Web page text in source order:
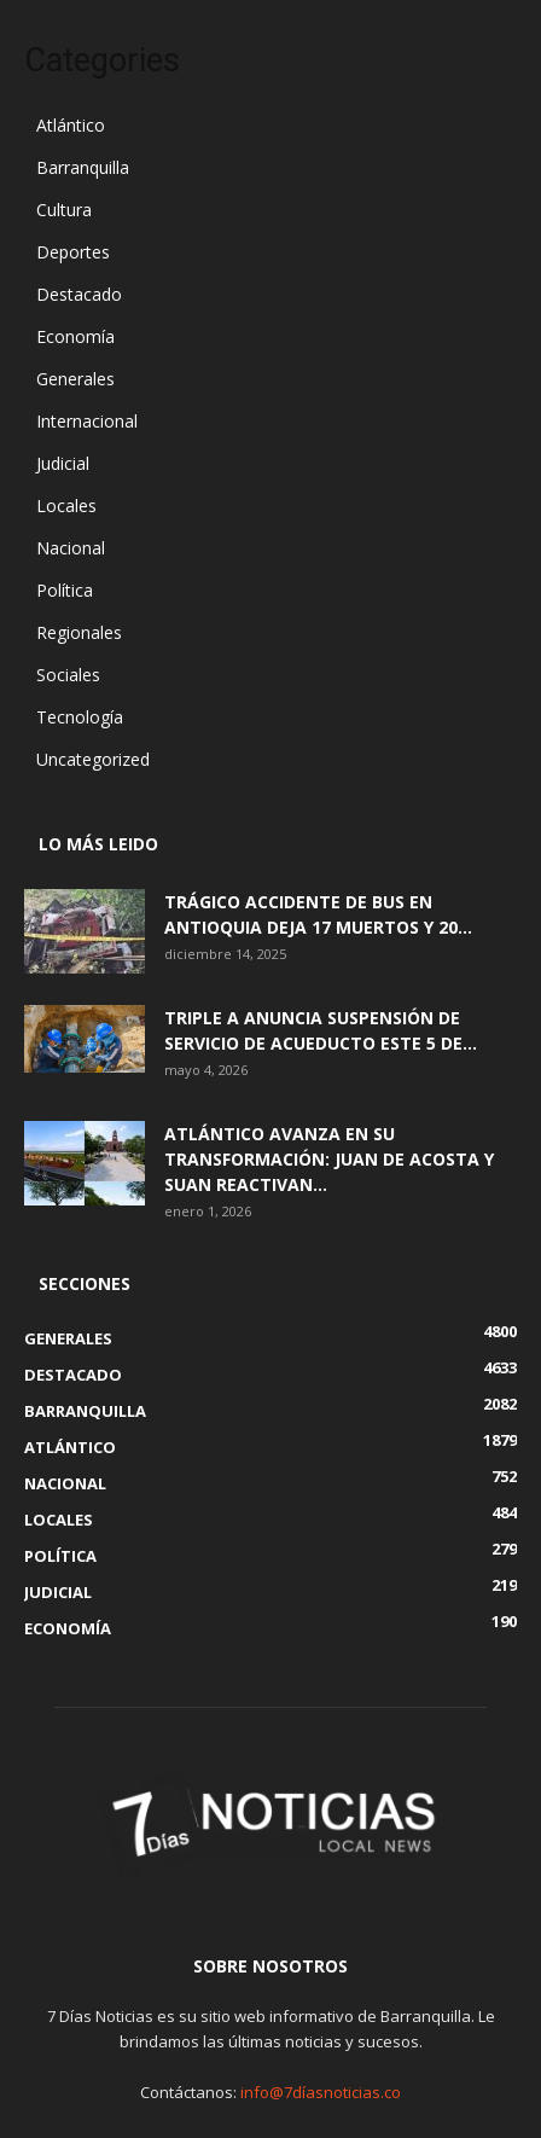
Atlántico
Barranquilla
Cultura
Deportes
Destacado
Economía
Generales
Internacional
Judicial
Locales
Nacional
Política
Regionales
Sociales
Tecnología
Uncategorized
LO MÁS LEIDO
TRÁGICO ACCIDENTE DE BUS EN
ANTIOQUIA DEJA 17 MUERTOS Y 20...
diciembre 14, 2025
TRIPLE A ANUNCIA SUSPENSIÓN DE
SERVICIO DE ACUEDUCTO ESTE 5 DE...
mayo 4, 2026
ATLÁNTICO AVANZA EN SU
TRANSFORMACIÓN: JUAN DE ACOSTA Y
SUAN REACTIVAN...
enero 1, 2026
SECCIONES
GENERALES
4800
DESTACADO
4633
BARRANQUILLA
2082
ATLÁNTICO
1879
NACIONAL
752
LOCALES
484
POLÍTICA
279
JUDICIAL
219
ECONOMÍA
190
SOBRE NOSOTROS
7 Días Noticias es su sitio web informativo de Barranquilla. Le
brindamos las últimas noticias y sucesos.
Contáctanos: info@7díasnoticias.co